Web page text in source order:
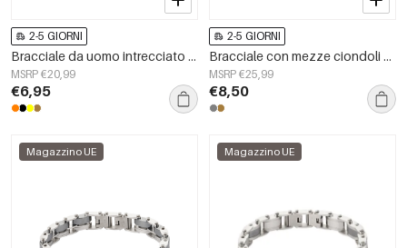
2-5 GIORNI
Bracciale da uomo intrecciato in argento - arancione
MSRP €20,99
€6,95
2-5 GIORNI
Bracciale con mezze ciondoli a mezza catena
MSRP €25,99
€8,50
Magazzino UE Magazzino UE